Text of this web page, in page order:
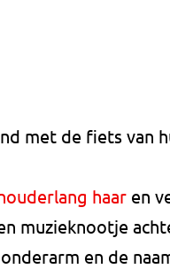
met de fiets van
haar en
muzieknootje
en de